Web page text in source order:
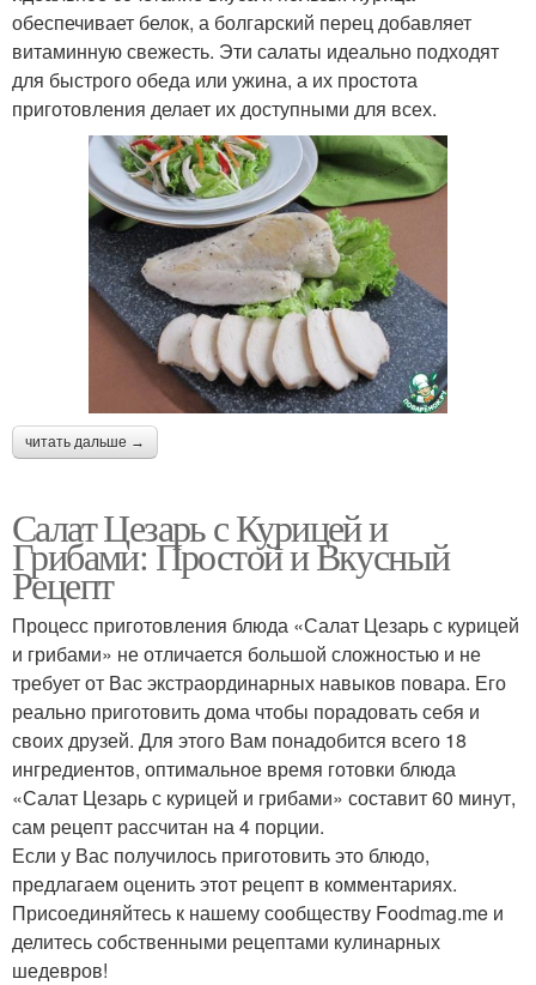
обеспечивает белок, а болгарский перец добавляет
витаминную свежесть. Эти салаты идеально подходят
для быстрого обеда или ужина, а их простота
приготовления делает их доступными для всех.
читать дальше →
Салат Цезарь с Курицей и
Грибами: Простой и Вкусный
Рецепт
Процесс приготовления блюда «Салат Цезарь с курицей
и грибами» не отличается большой сложностью и не
требует от Вас экстраординарных навыков повара. Его
реально приготовить дома чтобы порадовать себя и
своих друзей. Для этого Вам понадобится всего 18
ингредиентов, оптимальное время готовки блюда
«Салат Цезарь с курицей и грибами» составит 60 минут,
сам рецепт рассчитан на 4 порции.
Если у Вас получилось приготовить это блюдо,
предлагаем оценить этот рецепт в комментариях.
Присоединяйтесь к нашему сообществу Foodmag.me и
делитесь собственными рецептами кулинарных
шедевров!